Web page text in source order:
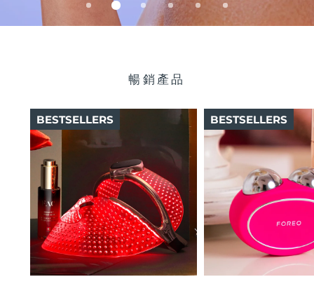
暢銷產品
BESTSELLERS BESTSELLERS
紅光療法
面部清潔
LUNA™ 4 套裝
Anti-aging massage
LUNA™ 4 Plus
Massage, LED heating
緊致提拉
BEAR™ 2 套裝
Microcurrent toning
BEAR™ 2 go
Microcurrent toning on-the-go
補水保濕
UFO™ 3 套裝
Deep facial hydration
口腔護理
issa™ 4
Hybrid silicone sonic toothbrush
FAQ™ 抗老護理
巴林 預計送達日期8/11/26
比利時 預計送達日期 8/10/26
百慕達 預計送達日期8/16/26
波士尼亞與赫塞哥維納 預計送達日期8/13/26
汶萊 預計送達日期8/15/26
保加利亞 預計送達日期8/10/26